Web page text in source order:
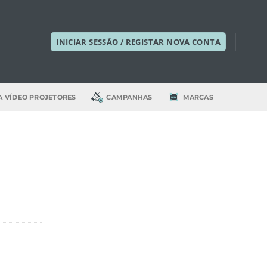
INICIAR SESSÃO / REGISTAR NOVA CONTA
VÍDEO PROJETORES CAMPANHAS MARCAS